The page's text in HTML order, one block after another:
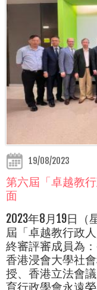
19/08/2023
第六屆「卓越教
面
2023年8月19日
屆「卓越教行政
終審評審成員為
香港浸會大學社
授、香港立法會